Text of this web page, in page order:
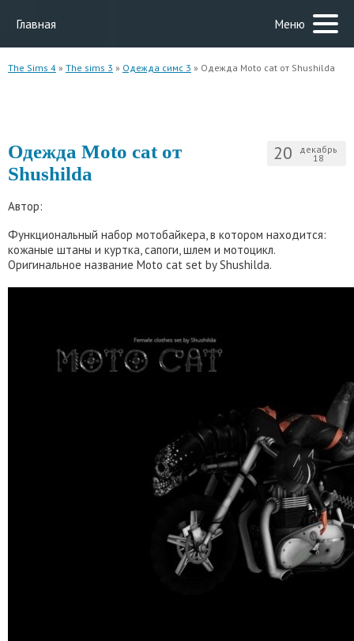
Главная Меню
The Sims 4 » The sims 3 » Одежда симс 3 » Одежда Moto cat от Shushilda
20 декабрь
18
Одежда Moto cat от
Shushilda
Автор:
Функциональный набор мотобайкера, в котором находится:
кожаные штаны и куртка, сапоги, шлем и мотоцикл.
Оригинальное название Moto cat set by Shushilda.